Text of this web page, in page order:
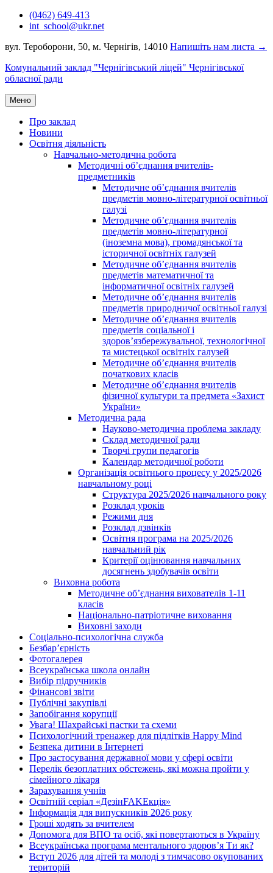
Перейти(0462) 649-413
int_school@ukr.net
вул. Тероборони, 50, м. Чернігів, 14010 Напишіть нам листа →
Комунальний заклад "Чернігівський ліцей" Чернігівської
обласної ради
Меню
Про заклад
Новини
Освітня діяльність
Навчально-методична робота
Методичні об’єднання вчителів-
предметників
Методичне об’єднання вчителів
предметів мовно-літературної освітньої
галузі
Методичне об’єднання вчителів
предметів мовно-літературної
(іноземна мова), громадянської та
історичної освітніх галузей
Методичне об’єднання вчителів
предметів математичної та
інформатичної освітніх галузей
Методичне об’єднання вчителів
предметів природничої освітньої галузі
Методичне об’єднання вчителів
предметів соціальної і
здоров’язбережувальної, технологічної
та мистецької освітніх галузей
Методичне об’єднання вчителів
початкових класів
Методичне об’єднання вчителів
фізичної культури та предмета «Захист
України»
Методична рада
Науково-методична проблема закладу
Склад методичної ради
Творчі групи педагогів
Календар методичної роботи
Організація освітнього процесу у 2025/2026
навчальному році
Структура 2025/2026 навчального року
Розклад уроків
Режими дня
Розклад дзвінків
Освітня програма на 2025/2026
навчальний рік
Критерії оцінювання навчальних
досягнень здобувачів освіти
Виховна робота
Методичне об’єднання вихователів 1-11
класів
Національно-патріотичне виховання
Виховні заходи
Соціально-психологічна служба
Безбар’єрність
Фотогалерея
Всеукраїнська школа онлайн
Вибір підручників
Фінансові звіти
Публічні закупівлі
Запобігання корупції
Увага! Шахрайські пастки та схеми
Психологічний тренажер для підлітків Happy Mind
Безпека дитини в Інтернеті
Про застосування державної мови у сфері освіти
Перелік безоплатних обстежень, які можна пройти у
сімейного лікаря
Зарахування учнів
Освітній серіал «ДезінFAKEкція»
Інформація для випускників 2026 року
Гроші ходять за вчителем
Допомога для ВПО та осіб, які повертаються в Україну
Всеукраїнська програма ментального здоров’я Ти як?
Вступ 2026 для дітей та молоді з тимчасово окупованих
територій